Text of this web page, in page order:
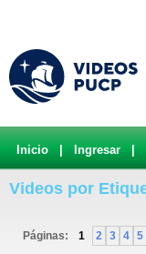
Inicio Ingresar
Videos por
Páginas: 1 2 3 4 5